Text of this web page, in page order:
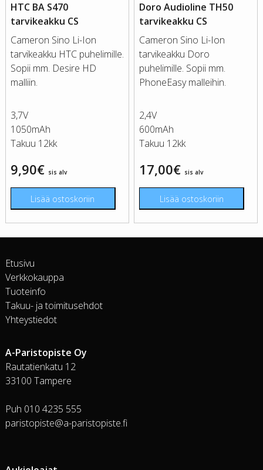
HTC BA S470
tarvikeakku CS
Cameron Sino Li-Ion
tarvikeakku HTC puhelimille.
Sopii mm. Desire HD
malliin.
3,7V
1050mAh
Takuu 12kk
9,90€ sis alv
Lisää ostoskoriin
Doro Audioline TH50
tarvikeakku CS
Cameron Sino Li-Ion
tarvikeakku Doro
puhelimille. Sopii mm.
PhoneEasy malleihin.
2,4V
600mAh
Takuu 12kk
17,00€ sis alv
Lisää ostoskoriin
Etusivu
Verkkokauppa
Tuoteinfo
Takuu- ja toimitusehdot
Yhteystiedot
A-Paristopiste Oy
Rautatienkatu 12
33100 Tampere
Puh 010 4235 555
paristopiste@a-paristopiste.fi